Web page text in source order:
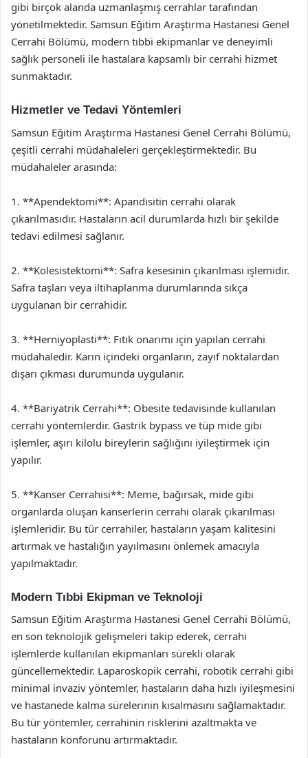
gibi birçok alanda uzmanlaşmış cerrahlar tarafından
yönetilmektedir. Samsun Eğitim Araştırma Hastanesi Genel
Cerrahi Bölümü, modern tıbbi ekipmanlar ve deneyimli
sağlık personeli ile hastalara kapsamlı bir cerrahi hizmet
sunmaktadır.
Hizmetler ve Tedavi Yöntemleri
Samsun Eğitim Araştırma Hastanesi Genel Cerrahi Bölümü,
çeşitli cerrahi müdahaleleri gerçekleştirmektedir. Bu
müdahaleler arasında:
1. **Apendektomi**: Apandisitin cerrahi olarak
çıkarılmasıdır. Hastaların acil durumlarda hızlı bir şekilde
tedavi edilmesi sağlanır.
2. **Kolesistektomi**: Safra kesesinin çıkarılması işlemidir.
Safra taşları veya iltihaplanma durumlarında sıkça
uygulanan bir cerrahidir.
3. **Herniyoplasti**: Fıtık onarımı için yapılan cerrahi
müdahaledir. Karın içindeki organların, zayıf noktalardan
dışarı çıkması durumunda uygulanır.
4. **Bariyatrik Cerrahi**: Obesite tedavisinde kullanılan
cerrahi yöntemlerdir. Gastrik bypass ve tüp mide gibi
işlemler, aşırı kilolu bireylerin sağlığını iyileştirmek için
yapılır.
5. **Kanser Cerrahisi**: Meme, bağırsak, mide gibi
organlarda oluşan kanserlerin cerrahi olarak çıkarılması
işlemleridir. Bu tür cerrahiler, hastaların yaşam kalitesini
artırmak ve hastalığın yayılmasını önlemek amacıyla
yapılmaktadır.
Modern Tıbbi Ekipman ve Teknoloji
Samsun Eğitim Araştırma Hastanesi Genel Cerrahi Bölümü,
en son teknolojik gelişmeleri takip ederek, cerrahi
işlemlerde kullanılan ekipmanları sürekli olarak
güncellemektedir. Laparoskopik cerrahi, robotik cerrahi gibi
minimal invaziv yöntemler, hastaların daha hızlı iyileşmesini
ve hastanede kalma sürelerinin kısalmasını sağlamaktadır.
Bu tür yöntemler, cerrahinin risklerini azaltmakta ve
hastaların konforunu artırmaktadır.